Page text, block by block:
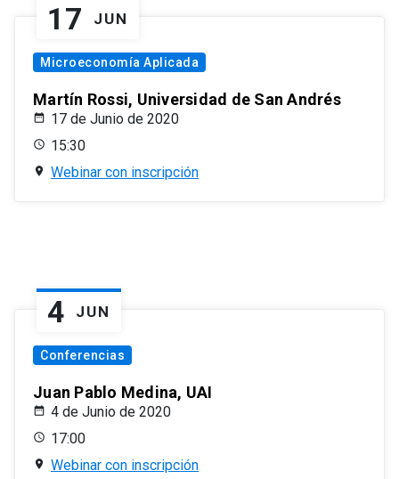
17 JUN
Microeconomía Aplicada
Martín Rossi, Universidad de San Andrés
17 de Junio de 2020
15:30
Webinar con inscripción
4 JUN
Conferencias
Juan Pablo Medina, UAI
4 de Junio de 2020
17:00
Webinar con inscripción